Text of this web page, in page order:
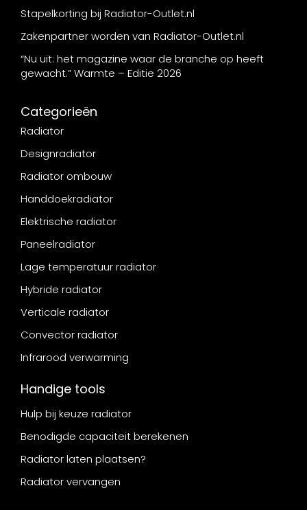
Stapelkorting bij Radiator-Outlet.nl
Zakenpartner worden van Radiator-Outlet.nl
“Nu uit: het magazine waar de branche op heeft
gewacht.” Warmte – Editie 2026
Categorieën
Radiator
Designradiator
Radiator ombouw
Handdoekradiator
Elektrische radiator
Paneelradiator
Lage temperatuur radiator
Hybride radiator
Verticale radiator
Convector radiator
Infrarood verwarming
Handige tools
Hulp bij keuze radiator
Benodigde capaciteit berekenen
Radiator laten plaatsen?
Radiator vervangen